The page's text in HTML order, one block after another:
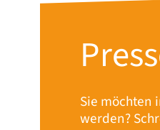
Sie möchten
werden?